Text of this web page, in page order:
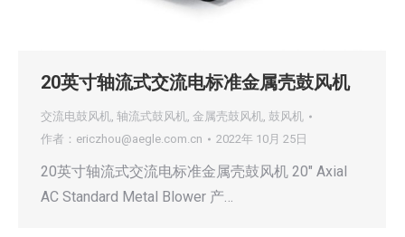
20英寸轴流式交流电标准金属壳鼓风机
交流电鼓风机, 轴流式鼓风机, 金属壳鼓风机, 鼓风机
作者： ericzhou@aegle.com.cn 2022年 10月 25日
20英寸轴流式交流电标准金属壳鼓风机 20″ Axial
AC Standard Metal Blower 产…